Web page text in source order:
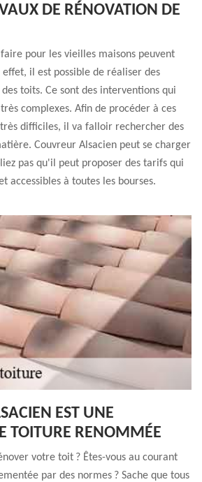
DE RÉNOVATION DE
pour les vieilles maisons peuvent
il est possible de réaliser des
toits. Ce sont des interventions qui
complexes. Afin de procéder à ces
difficiles, il va falloir rechercher des
Couvreur Alsacien peut se charger
pas qu'il peut proposer des tarifs qui
accessibles à toutes les bourses.
EST UNE
TOITURE RENOMMÉE
votre toit ? Êtes-vous au courant
par des normes ? Sache que tous